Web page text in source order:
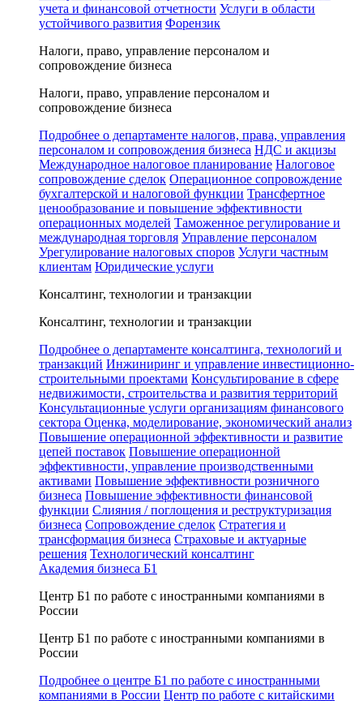
учета и финансовой отчетности Услуги в области
устойчивого развития Форензик
Налоги, право, управление персоналом и
сопровождение бизнеса
Налоги, право, управление персоналом и
сопровождение бизнеса
Подробнее о департаменте налогов, права, управления
персоналом и сопровождения бизнеса НДС и акцизы
Международное налоговое планирование Налоговое
сопровождение сделок Операционное сопровождение
бухгалтерской и налоговой функции Трансфертное
ценообразование и повышение эффективности
операционных моделей Таможенное регулирование и
международная торговля Управление персоналом
Урегулирование налоговых споров Услуги частным
клиентам Юридические услуги
Консалтинг, технологии и транзакции
Консалтинг, технологии и транзакции
Подробнее о департаменте консалтинга, технологий и
транзакций Инжиниринг и управление инвестиционно-
строительными проектами Консультирование в сфере
недвижимости, строительства и развития территорий
Консультационные услуги организациям финансового
сектора Оценка, моделирование, экономический анализ
Повышение операционной эффективности и развитие
цепей поставок Повышение операционной
эффективности, управление производственными
активами Повышение эффективности розничного
бизнеса Повышение эффективности финансовой
функции Слияния / поглощения и реструктуризация
бизнеса Сопровождение сделок Стратегия и
трансформация бизнеса Страховые и актуарные
решения Технологический консалтинг
Академия бизнеса Б1
Центр Б1 по работе с иностранными компаниями в
России
Центр Б1 по работе с иностранными компаниями в
России
Подробнее о центре Б1 по работе с иностранными
компаниями в России Центр по работе с китайскими